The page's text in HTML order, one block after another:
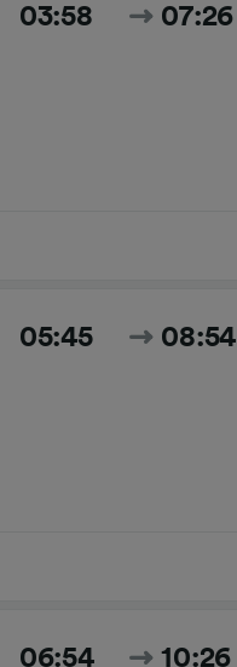
03:58 07:26
05:45 08:54
06:54 10:26